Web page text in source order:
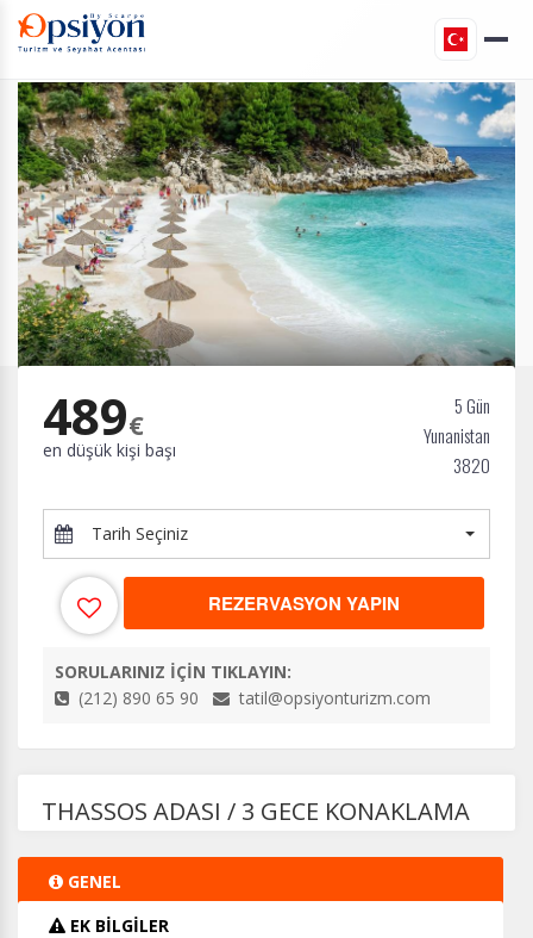
489€
en düşük kişi başı
5 Gün
Yunanistan
3820
Tarih Seçiniz
REZERVASYON YAPIN
SORULARINIZ İÇİN TIKLAYIN:
(212) 890 65 90
tatil@opsiyonturizm.com
THASSOS ADASI / 3 GECE KONAKLAMA
GENEL
EK BİLGİLER